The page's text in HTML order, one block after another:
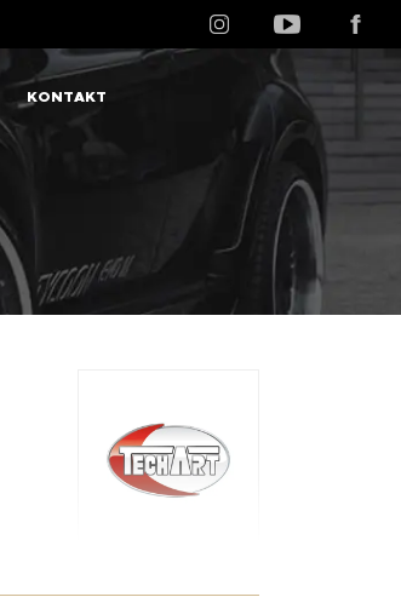
KONTAKT